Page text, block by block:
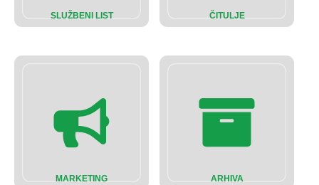
SLUŽBENI LIST ČITULJE
MARKETING ARHIVA